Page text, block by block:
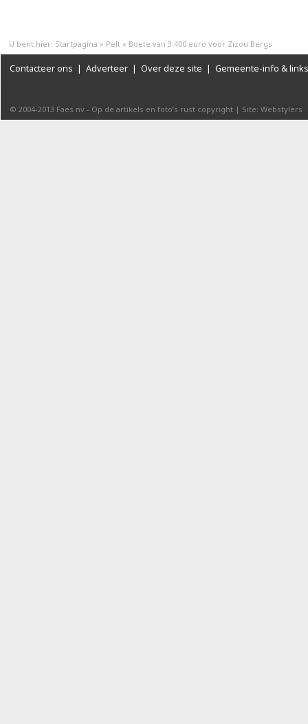
U bent hier: Startpagina » Pelt » Boete van 3.400 euro voor Zizou Bergs
Contacteer ons | Adverteer | Over deze site | Gemeente-info & links
© 2004-2013 Faes nv - Op de artikels en foto’s rust copyright | Site: Webstylers